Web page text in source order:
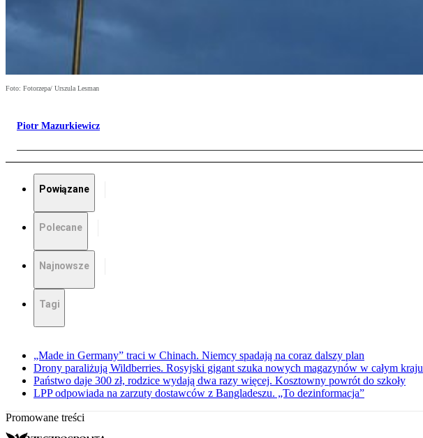
Foto: Fotorzepa/ Urszula Lesman
Piotr Mazurkiewicz
Powiązane
Polecane
Najnowsze
Tagi
„Made in Germany” traci w Chinach. Niemcy spadają na coraz dalszy plan
Drony paraliżują Wildberries. Rosyjski gigant szuka nowych magazynów w całym kraju
Państwo daje 300 zł, rodzice wydają dwa razy więcej. Kosztowny powrót do szkoły
LPP odpowiada na zarzuty dostawców z Bangladeszu. „To dezinformacja”
Promowane treści